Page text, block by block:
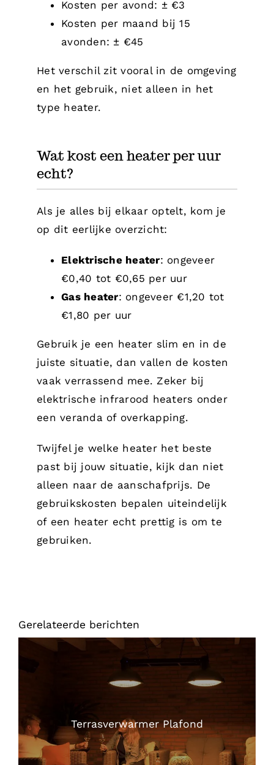
Kosten per avond: ± €3
Kosten per maand bij 15
avonden: ± €45
Het verschil zit vooral in de omgeving
en het gebruik, niet alleen in het
type heater.
Wat kost een heater per uur
echt?
Als je alles bij elkaar optelt, kom je
op dit eerlijke overzicht:
Elektrische heater: ongeveer
€0,40 tot €0,65 per uur
Gas heater: ongeveer €1,20 tot
€1,80 per uur
Gebruik je een heater slim en in de
juiste situatie, dan vallen de kosten
vaak verrassend mee. Zeker bij
elektrische infrarood heaters onder
een veranda of overkapping.
Twijfel je welke heater het beste
past bij jouw situatie, kijk dan niet
alleen naar de aanschafprijs. De
gebruikskosten bepalen uiteindelijk
of een heater echt prettig is om te
gebruiken.
Gerelateerde berichten
Terrasverwarmer Plafond